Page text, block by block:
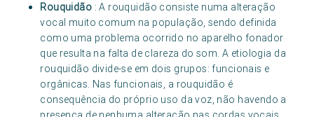
Rouquidão : A rouquidão consiste numa alteração
vocal muito comum na população, sendo definida
como uma problema ocorrido no aparelho fonador
que resulta na falta de clareza do som. A etiologia da
rouquidão divide-se em dois grupos: funcionais e
orgânicas. Nas funcionais, a rouquidão é
consequência do próprio uso da voz, não havendo a